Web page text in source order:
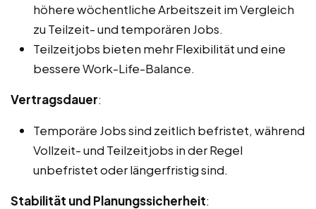
höhere wöchentliche Arbeitszeit im Vergleich
zu Teilzeit- und temporären Jobs.
Teilzeitjobs bieten mehr Flexibilität und eine
bessere Work-Life-Balance.
Vertragsdauer:
Temporäre Jobs sind zeitlich befristet, während
Vollzeit- und Teilzeitjobs in der Regel
unbefristet oder längerfristig sind.
Stabilität und Planungssicherheit: